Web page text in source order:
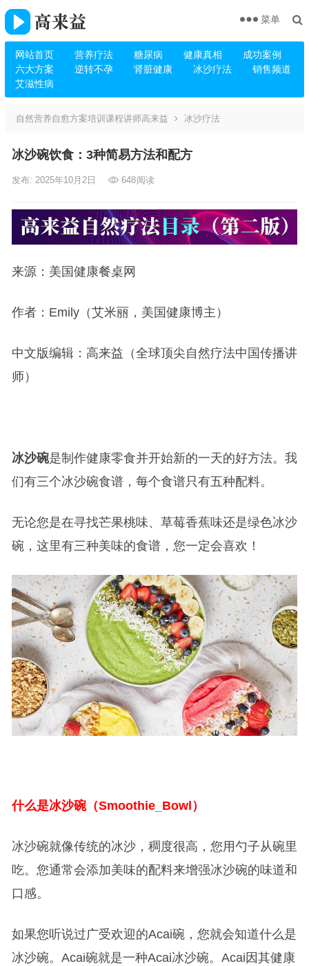
网站首页 营养疗法 糖尿病 健康真相
成功案例
六大方案
逆转不孕 肾脏健康 冰沙疗法
销售频道
艾滋性病
菜单
自然营养自愈方案培训课程讲师高来益 冰沙疗法
冰沙碗饮食：3种简易方法和配方
发布: 2025年10月2日 648阅读
来源：美国健康餐桌网
作者：Emily（艾米丽，美国健康博主）
中文版编辑：高来益（全球顶尖自然疗法中国传播讲
师）
冰沙碗是制作健康零食并开始新的一天的好方法。我
们有三个冰沙碗食谱，每个食谱只有五种配料。
无论您是在寻找芒果桃味、草莓香蕉味还是绿色冰沙
碗，这里有三种美味的食谱，您一定会喜欢！
什么是冰沙碗（Smoothie_Bowl）
冰沙碗就像传统的冰沙，稠度很高，您用勺子从碗里
吃。您通常会添加美味的配料来增强冰沙碗的味道和
口感。
如果您听说过广受欢迎的Acai碗，您就会知道什么是
冰沙碗。Acai碗就是一种Acai冰沙碗。Acai因其健康